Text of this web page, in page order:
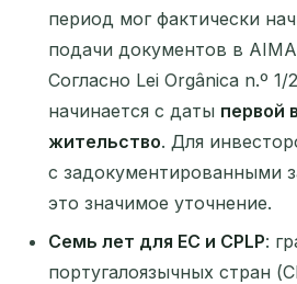
период мог фактически
подачи документов в
Согласно Lei Orgânica n.º 1/
начинается с даты первой
жительство. Для
с задокументированными
это значимое уточнение.
Семь лет для ЕС и CPLP:
португалоязычных стран